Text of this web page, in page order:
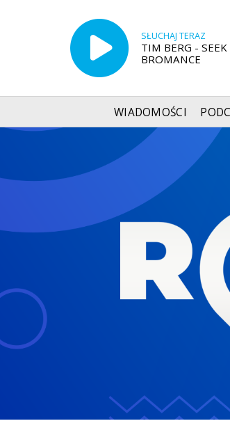
SŁUCHAJ TERAZ
TIM BERG - SEEK
BROMANCE
WIADOMOŚCI